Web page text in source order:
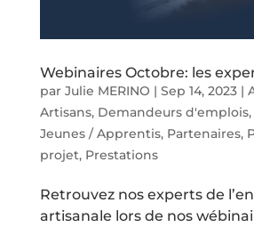
Webinaires Octobre: les
par Julie MERINO | Sep 14, 2023|
Artisans, Demandeurs d'emplois,
Jeunes / Apprentis, Partenaires,
projet, Prestations
Retrouvez nos experts de
artisanale lors de nos